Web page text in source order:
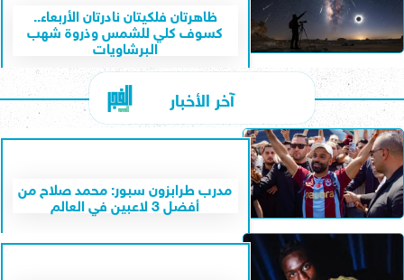
ظاهرتان فلكيتان نادرتان الأربعاء..
كسوف كلي للشمس وذروة شهب
البرشاويات
آخر الأخبار
مدرب طرابزون سبور: محمد صلاح من
أفضل 3 لاعبين في العالم